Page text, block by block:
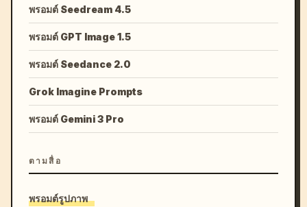
พรอมต์ Seedream 4.5
พรอมต์ GPT Image 1.5
พรอมต์ Seedance 2.0
Grok Imagine Prompts
พรอมต์ Gemini 3 Pro
ตามสื่อ
พรอมต์รูปภาพ